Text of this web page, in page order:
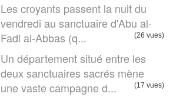
Les croyants passent la nuit du
vendredi au sanctuaire d'Abu al-
Fadl al-Abbas (q...
(26 vues)
Un département situé entre les
deux sanctuaires sacrés mène
une vaste campagne d...
(17 vues)